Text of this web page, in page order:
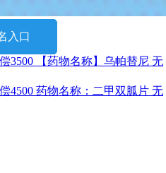
入口
3500 【药物名称】乌帕替尼 无
4500 药物名称：二甲双胍片 无